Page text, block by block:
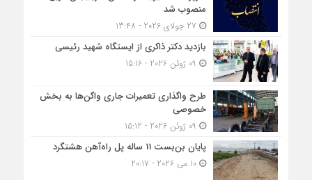
منصوب شد
بازدید دکتر ذاکری از ایستگاه شهید رئیسی
طرح واگذاری تعمیرات جاری واگن‌ها به بخش
خصوصی
پایان بن‌بست 11 ساله پل راه‌آهن هشتگرد
10 می 2026 - 20:17